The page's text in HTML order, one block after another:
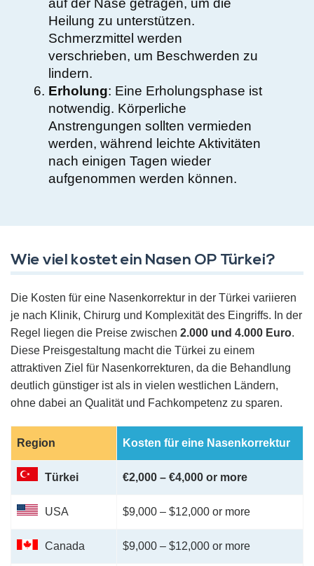
auf der Nase getragen, um die
Heilung zu unterstützen.
Schmerzmittel werden
verschrieben, um Beschwerden zu
lindern.
Erholung: Eine Erholungsphase ist
notwendig. Körperliche
Anstrengungen sollten vermieden
werden, während leichte Aktivitäten
nach einigen Tagen wieder
aufgenommen werden können.
Wie viel kostet ein Nasen OP Türkei?
Die Kosten für eine Nasenkorrektur in der Türkei variieren
je nach Klinik, Chirurg und Komplexität des Eingriffs. In der
Regel liegen die Preise zwischen 2.000 und 4.000 Euro.
Diese Preisgestaltung macht die Türkei zu einem
attraktiven Ziel für Nasenkorrekturen, da die Behandlung
deutlich günstiger ist als in vielen westlichen Ländern,
ohne dabei an Qualität und Fachkompetenz zu sparen.
Region Kosten für eine Nasenkorrektur
Türkei €2,000 – €4,000 or more
USA $9,000 – $12,000 or more
Canada $9,000 – $12,000 or more